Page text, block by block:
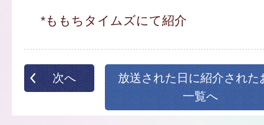
*ももちタイムズにて紹介
次へ
放送された日に紹介された
一覧へ